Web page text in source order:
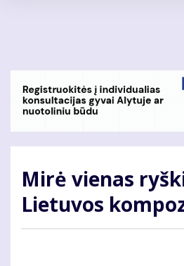
Mirė vienas
Lietuvos